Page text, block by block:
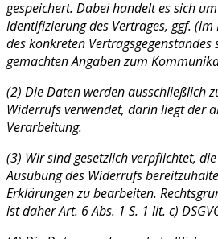
gespeichert. Dabei handelt es sich
Identifizierung des Vertrages, ggf.
des konkreten Vertragsgegenstandes
gemachten Angaben zum
(2) Die Daten werden ausschließlich
Widerrufs verwendet, darin liegt der
Verarbeitung.
(3) Wir sind gesetzlich verpflichtet,
Ausübung des Widerrufs
Erklärungen zu bearbeiten.
ist daher Art. 6 Abs. 1 S. 1 lit. c)